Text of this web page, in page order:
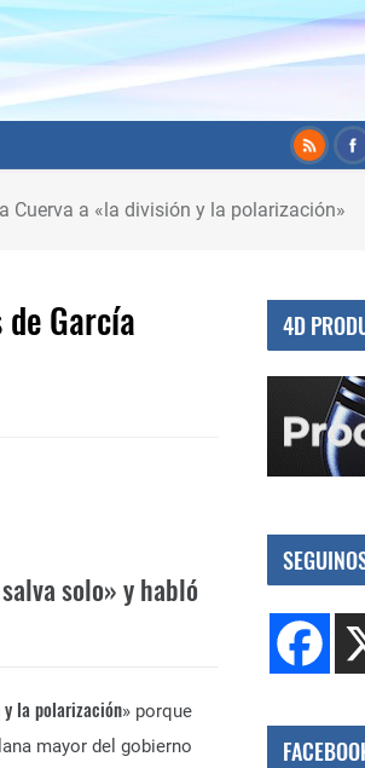
Cuerva a «la división y la polarización»
García
solo» y habló
la polarización» porque
mayor del gobierno
4D